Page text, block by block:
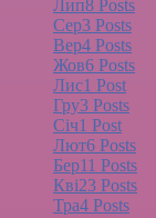
Лип8 Posts
Сер3 Posts
Вер4 Posts
Жов6 Posts
Лис1 Post
Гру3 Posts
Січ1 Post
Лют6 Posts
Бер11 Posts
Кві23 Posts
Тра4 Posts